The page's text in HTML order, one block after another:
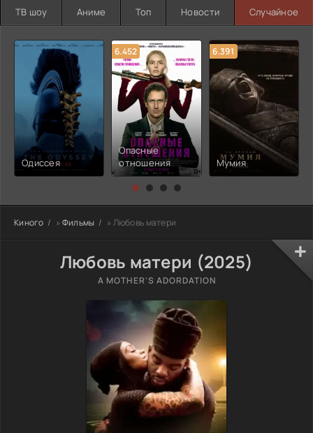
ТВ шоу Аниме Топ Новости Случайное
Одиссея
6.452
Опасные
отношения
6.391
Мумия
Киного » Фильмы » Любовь матери
Любовь матери (2025)
A MOTHER'S ADORDATION